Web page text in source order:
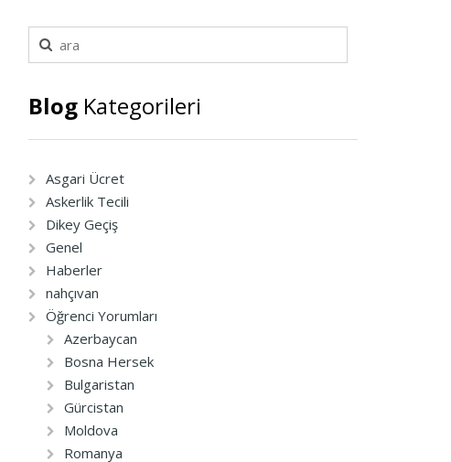
Blog Kategorileri
Asgari Ücret
Askerlik Tecili
Dikey Geçiş
Genel
Haberler
nahçıvan
Öğrenci Yorumları
Azerbaycan
Bosna Hersek
Bulgaristan
Gürcistan
Moldova
Romanya